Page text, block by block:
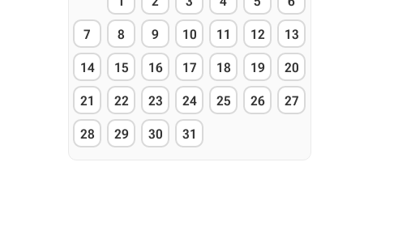
7 8 9 10 11 12 13
14 15 16 17 18 19 20
21 22 23 24 25 26 27
28 29 30 31